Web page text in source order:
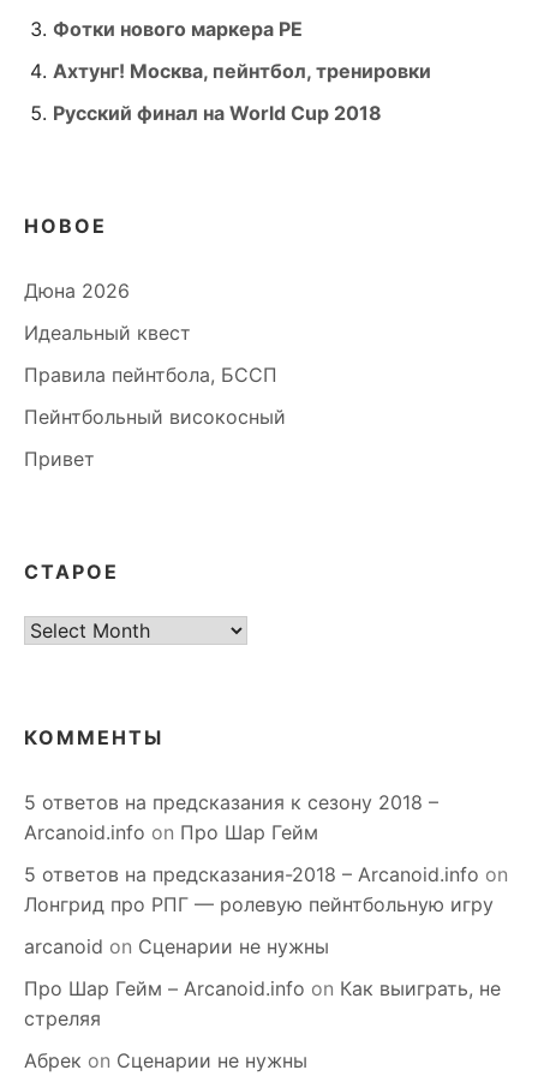
Фотки нового маркера PE
Ахтунг! Москва, пейнтбол, тренировки
Русский финал на World Cup 2018
НОВОЕ
Дюна 2026
Идеальный квест
Правила пейнтбола, БССП
Пейнтбольный високосный
Привет
СТАРОЕ
старое
КОММЕНТЫ
5 ответов на предсказания к сезону 2018 –
Arcanoid.info on Про Шар Гейм
5 ответов на предсказания-2018 – Arcanoid.info on
Лонгрид про РПГ — ролевую пейнтбольную игру
arcanoid on Сценарии не нужны
Про Шар Гейм – Arcanoid.info on Как выиграть, не
стреляя
Абрек on Сценарии не нужны